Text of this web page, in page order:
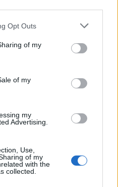
Opt Outs
of my
of my
my
Advertising.
Use,
of my
with the
collected.
lata były naprawdę
– Byłem wymagający w
a czasami byłem dla nich
w przypadku pierwotnego
niezadowolenie, ale
Ostatnio z wieloma
wiele z nich poddawałem
na to, że dotarliśmy
było odwrotu i ostatecznie
tę decyzję
LDLC.com prezentuje się